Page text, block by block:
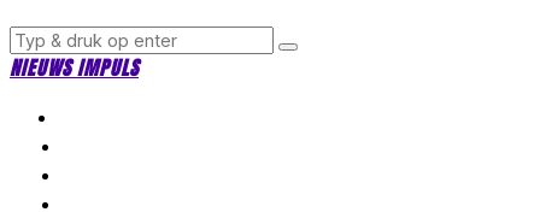
NIEUWS IMPULS